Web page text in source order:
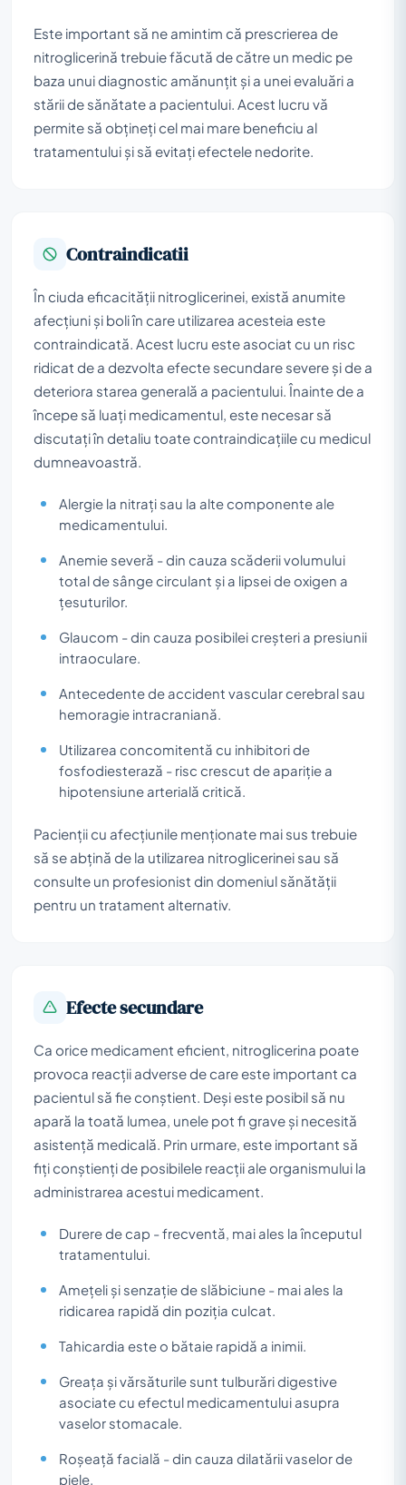
Este important să ne amintim că prescrierea de
nitroglicerină trebuie făcută de către un medic pe
baza unui diagnostic amănunțit și a unei evaluări a
stării de sănătate a pacientului. Acest lucru vă
permite să obțineți cel mai mare beneficiu al
tratamentului și să evitați efectele nedorite.
Contraindicatii
În ciuda eficacității nitroglicerinei, există anumite
afecțiuni și boli în care utilizarea acesteia este
contraindicată. Acest lucru este asociat cu un risc
ridicat de a dezvolta efecte secundare severe și de a
deteriora starea generală a pacientului. Înainte de a
începe să luați medicamentul, este necesar să
discutați în detaliu toate contraindicațiile cu medicul
dumneavoastră.
Alergie la nitrați sau la alte componente ale
medicamentului.
Anemie severă - din cauza scăderii volumului
total de sânge circulant și a lipsei de oxigen a
țesuturilor.
Glaucom - din cauza posibilei creșteri a presiunii
intraoculare.
Antecedente de accident vascular cerebral sau
hemoragie intracraniană.
Utilizarea concomitentă cu inhibitori de
fosfodiesterază - risc crescut de apariție a
hipotensiune arterială critică.
Pacienții cu afecțiunile menționate mai sus trebuie
să se abțină de la utilizarea nitroglicerinei sau să
consulte un profesionist din domeniul sănătății
pentru un tratament alternativ.
Efecte secundare
Ca orice medicament eficient, nitroglicerina poate
provoca reacții adverse de care este important ca
pacientul să fie conștient. Deși este posibil să nu
apară la toată lumea, unele pot fi grave și necesită
asistență medicală. Prin urmare, este important să
fiți conștienți de posibilele reacții ale organismului la
administrarea acestui medicament.
Durere de cap - frecventă, mai ales la începutul
tratamentului.
Amețeli și senzație de slăbiciune - mai ales la
ridicarea rapidă din poziția culcat.
Tahicardia este o bătaie rapidă a inimii.
Greața și vărsăturile sunt tulburări digestive
asociate cu efectul medicamentului asupra
vaselor stomacale.
Roșeață facială - din cauza dilatării vaselor de
piele.